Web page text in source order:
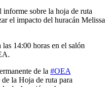
informe sobre la hoja de ruta
el impacto del huracán Melissa
14:00 horas en el salón
de la #OEA
la Hoja de ruta para